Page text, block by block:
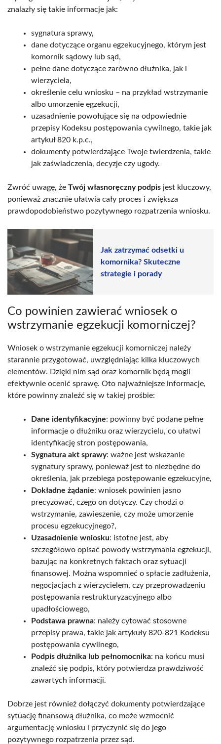
znalazły się takie informacje jak:
sygnatura sprawy,
dane dotyczące organu egzekucyjnego, którym jest
komornik sądowy lub sąd,
pełne dane dotyczące zarówno dłużnika, jak i
wierzyciela,
określenie celu wniosku – na przykład wstrzymanie
albo umorzenie egzekucji,
uzasadnienie powołujące się na odpowiednie
przepisy Kodeksu postępowania cywilnego, takie jak
artykuł 820 k.p.c.,
dokumenty potwierdzające Twoje twierdzenia, takie
jak zaświadczenia, decyzje czy ugody.
Zwróć uwagę, że Twój własnoręczny podpis jest kluczowy,
ponieważ znacznie ułatwia cały proces i zwiększa
prawdopodobieństwo pozytywnego rozpatrzenia wniosku.
Jak zatrzymać odsetki u
komornika? Skuteczne
strategie i porady
Co powinien zawierać wniosek o
wstrzymanie egzekucji komorniczej?
Wniosek o wstrzymanie egzekucji komorniczej należy
starannie przygotować, uwzględniając kilka kluczowych
elementów. Dzięki nim sąd oraz komornik będą mogli
efektywnie ocenić sprawę. Oto najważniejsze informacje,
które powinny znaleźć się w takiej prośbie:
Dane identyfikacyjne: powinny być podane pełne
informacje o dłużniku oraz wierzycielu, co ułatwi
identyfikację stron postępowania,
Sygnatura akt sprawy: ważne jest wskazanie
sygnatury sprawy, ponieważ jest to niezbędne do
określenia, jak przebiega postępowanie egzekucyjne,
Dokładne żądanie: wniosek powinien jasno
precyzować, czego on dotyczy. Czy chodzi o
wstrzymanie, zawieszenie, czy może umorzenie
procesu egzekucyjnego?,
Uzasadnienie wniosku: istotne jest, aby
szczegółowo opisać powody wstrzymania egzekucji,
bazując na konkretnych faktach oraz sytuacji
finansowej. Można wspomnieć o spłacie zadłużenia,
negocjacjach z wierzycielem, czy przeprowadzeniu
postępowania restrukturyzacyjnego albo
upadłościowego,
Podstawa prawna: należy cytować stosowne
przepisy prawa, takie jak artykuły 820-821 Kodeksu
postępowania cywilnego,
Podpis dłużnika lub pełnomocnika: na końcu musi
znaleźć się podpis, który potwierdza prawdziwość
zawartych informacji.
Dobrze jest również dołączyć dokumenty potwierdzające
sytuację finansową dłużnika, co może wzmocnić
argumentację wniosku i przyczynić się do jego
pozytywnego rozpatrzenia przez sąd.